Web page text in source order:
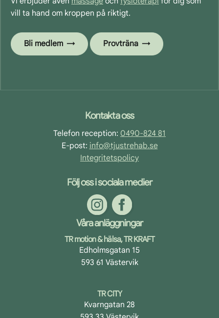
vill ta hand om kroppen på riktigt.
Bli medlem Provträna
Footer
Kontakta oss
Telefon reception: 0490-824 81
E-post: info@tjustrehab.se
Integritetspolicy
Följ oss i sociala medier
Våra anläggningar
TR motion & hälsa, TR KRAFT
Edholmsgatan 15
593 61 Västervik
TR CITY
Kvarngatan 28